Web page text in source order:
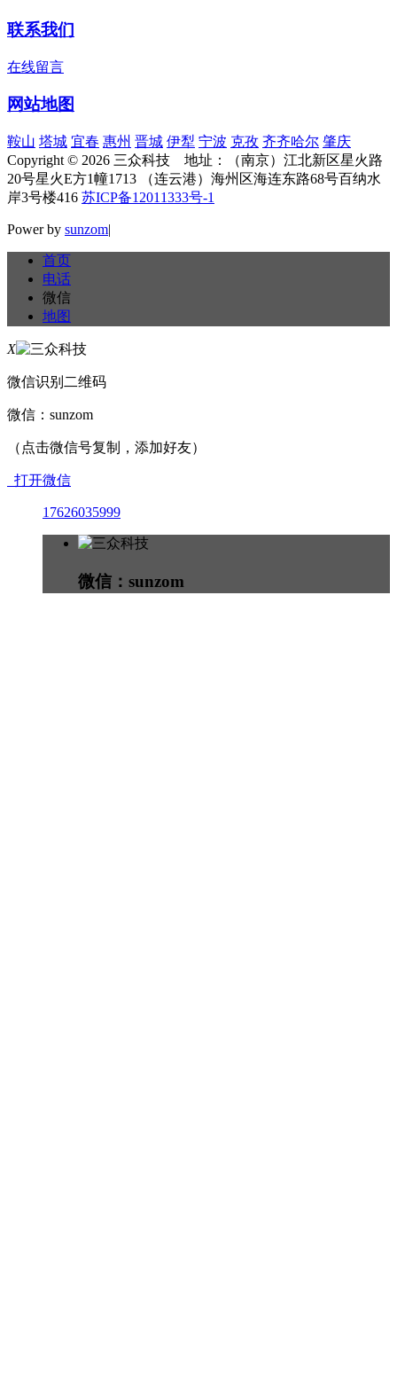
联系我们
在线留言
网站地图
鞍山 塔城 宜春 惠州 晋城 伊犁 宁波 克孜 齐齐哈尔 肇庆
Copyright © 2026 三众科技 地址：（南京）江北新区星火路
20号星火E方1幢1713 （连云港）海州区海连东路68号百纳水
岸3号楼416 苏ICP备12011333号-1
Power by sunzom|
首页
电话
微信
地图
X
微信识别二维码
微信： sunzom
（点击微信号复制，添加好友）
打开微信
17626035999
微信：sunzom